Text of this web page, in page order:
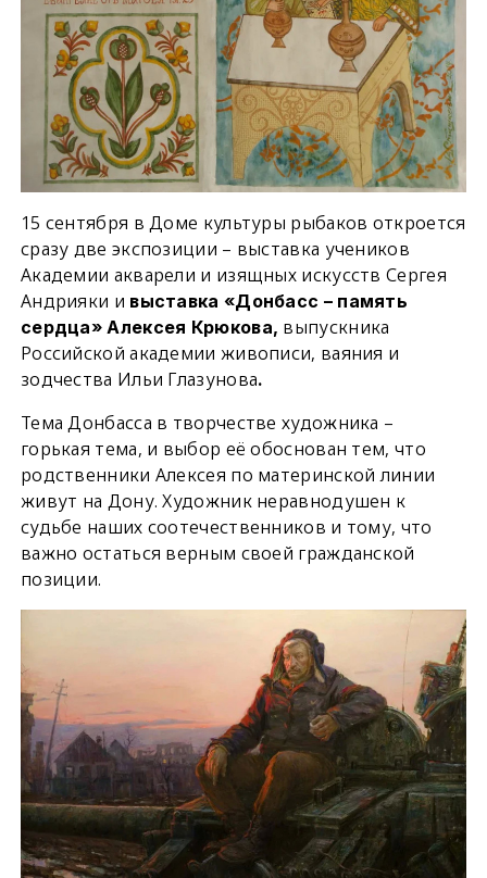
15 сентября в Доме культуры рыбаков откроется
сразу две экспозиции – выставка учеников
Академии акварели и изящных искусств Сергея
Андрияки и выставка «Донбасс – память
сердца» Алексея Крюкова, выпускника
Российской академии живописи, ваяния и
зодчества Ильи Глазунова.
Тема Донбасса в творчестве художника –
горькая тема, и выбор её обоснован тем, что
родственники Алексея по материнской линии
живут на Дону. Художник неравнодушен к
судьбе наших соотечественников и тому, что
важно остаться верным своей гражданской
позиции.